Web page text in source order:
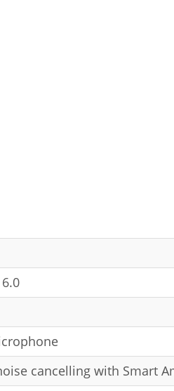
cancelling with Smart